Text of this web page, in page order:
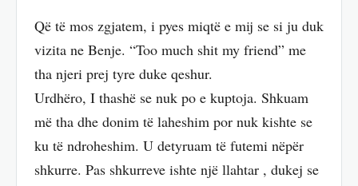
Që të mos zgjatem, i pyes miqtë e mij se si ju duk
vizita ne Benje. “Too much shit my friend” me
tha njeri prej tyre duke qeshur.
Urdhëro, I thashë se nuk po e kuptoja. Shkuam
më tha dhe donim të laheshim por nuk kishte se
ku të ndroheshim. U detyruam të futemi nëpër
shkurre. Pas shkurreve ishte një llahtar , dukej se